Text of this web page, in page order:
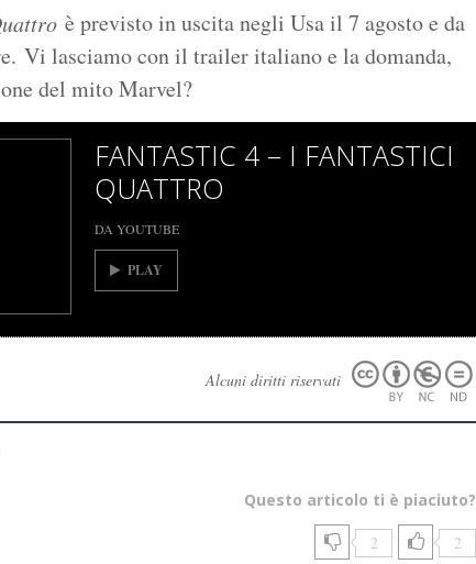
è previsto in uscita negli Usa il 7 agosto e da
Vi lasciamo con il trailer italiano e la domanda,
del mito Marvel?
FANTASTIC 4 – I FANTASTICI
QUATTRO
DA YOUTUBE
PLAY
Alcuni diritti riservati
Questo articolo ti è piaciuto?
2 2